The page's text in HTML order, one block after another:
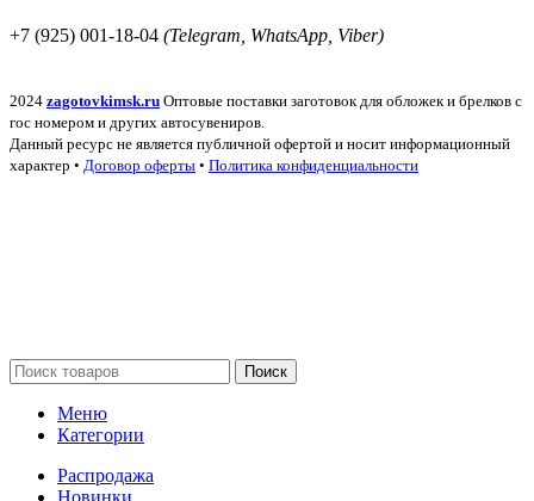
+7 (925) 001-18-04 (Telegram, WhatsApp, Viber)
2024 zagotovkimsk.ru Оптовые поставки заготовок для обложек и брелков с
гос номером и других автосувениров.
Данный ресурс не является публичной офертой и носит информационный
характер • Договор оферты • Политика конфиденциальности
Поиск
Меню
Категории
Распродажа